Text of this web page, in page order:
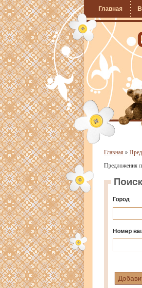
Главная
Главная »
Предложения
Поиск
Город
Номер